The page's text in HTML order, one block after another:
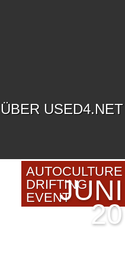
ÜBER USED4.NET
AUTOCULTURE
DRIFTING
EVENTJUNI
20